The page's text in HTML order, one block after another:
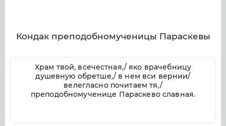
Кондак преподобномученицы Параскевы
Храм твой, всечестная,/ яко врачебницу
душевную обретше,/ в нем вси вернии/
велегласно почитаем тя,/
преподобномученице Параскево славная.